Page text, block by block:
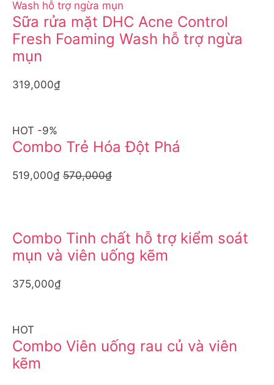
Sữa rửa mặt DHC Acne Control
Fresh Foaming Wash hỗ trợ ngừa
mụn
319,000₫
HOT -9%
Combo Trẻ Hóa Đột Phá
519,000₫ 570,000₫
Combo Tinh chất hỗ trợ kiểm soát
mụn và viên uống kẽm
375,000₫
HOT
Combo Viên uống rau củ và viên
kẽm